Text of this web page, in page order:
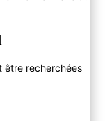
être recherchées